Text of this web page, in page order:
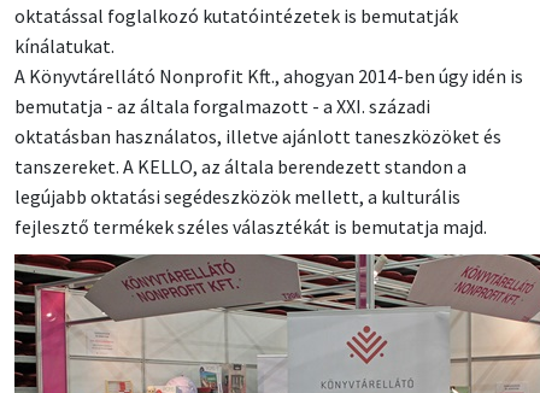
oktatással foglalkozó kutatóintézetek is bemutatják
kínálatukat.
A Könyvtárellátó Nonprofit Kft., ahogyan 2014-ben úgy idén is
bemutatja - az általa forgalmazott - a XXI. századi
oktatásban használatos, illetve ajánlott taneszközöket és
tanszereket. A KELLO, az általa berendezett standon a
legújabb oktatási segédeszközök mellett, a kulturális
fejlesztő termékek széles választékát is bemutatja majd.